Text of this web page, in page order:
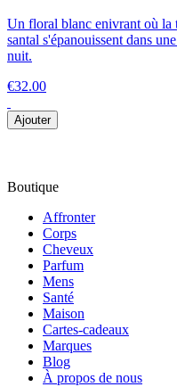
Un floral blanc enivrant où la
santal s'épanouissent dans
nuit.
€32.00
Ajouter
Boutique
Affronter
Corps
Cheveux
Parfum
Mens
Santé
Maison
Cartes-cadeaux
Marques
Blog
À propos de nous